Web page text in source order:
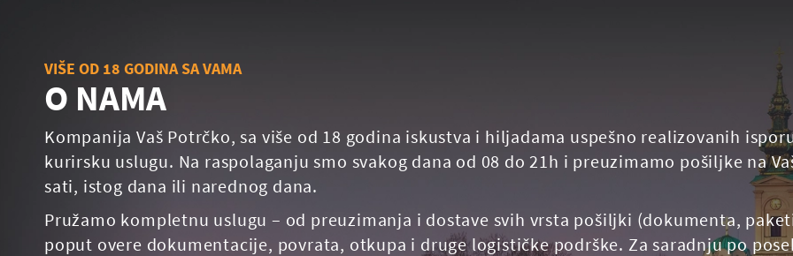
VIŠE OD 18 GODINA SA VAMA
O NAMA
Kompanija Vaš Potrčko, sa više od 18 godina iskustva i hiljadama uspešno realizovanih
kurirsku uslugu. Na raspolaganju smo svakog dana od 08 do 21h i preuzimamo pošiljke na
sati, istog dana ili narednog dana.
Pružamo kompletnu uslugu – od preuzimanja i dostave svih vrsta pošiljki (dokumenta,
poput overe dokumentacije, povrata, otkupa i druge logističke podrške. Za saradnju po